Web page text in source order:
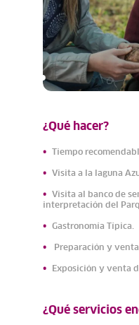
¿Qué hacer?
Tiempo
Visita a la laguna
Visita al banco de
interpretación del
Gastronomía Típica.
Preparación y
Exposición y venta
¿Qué servicios